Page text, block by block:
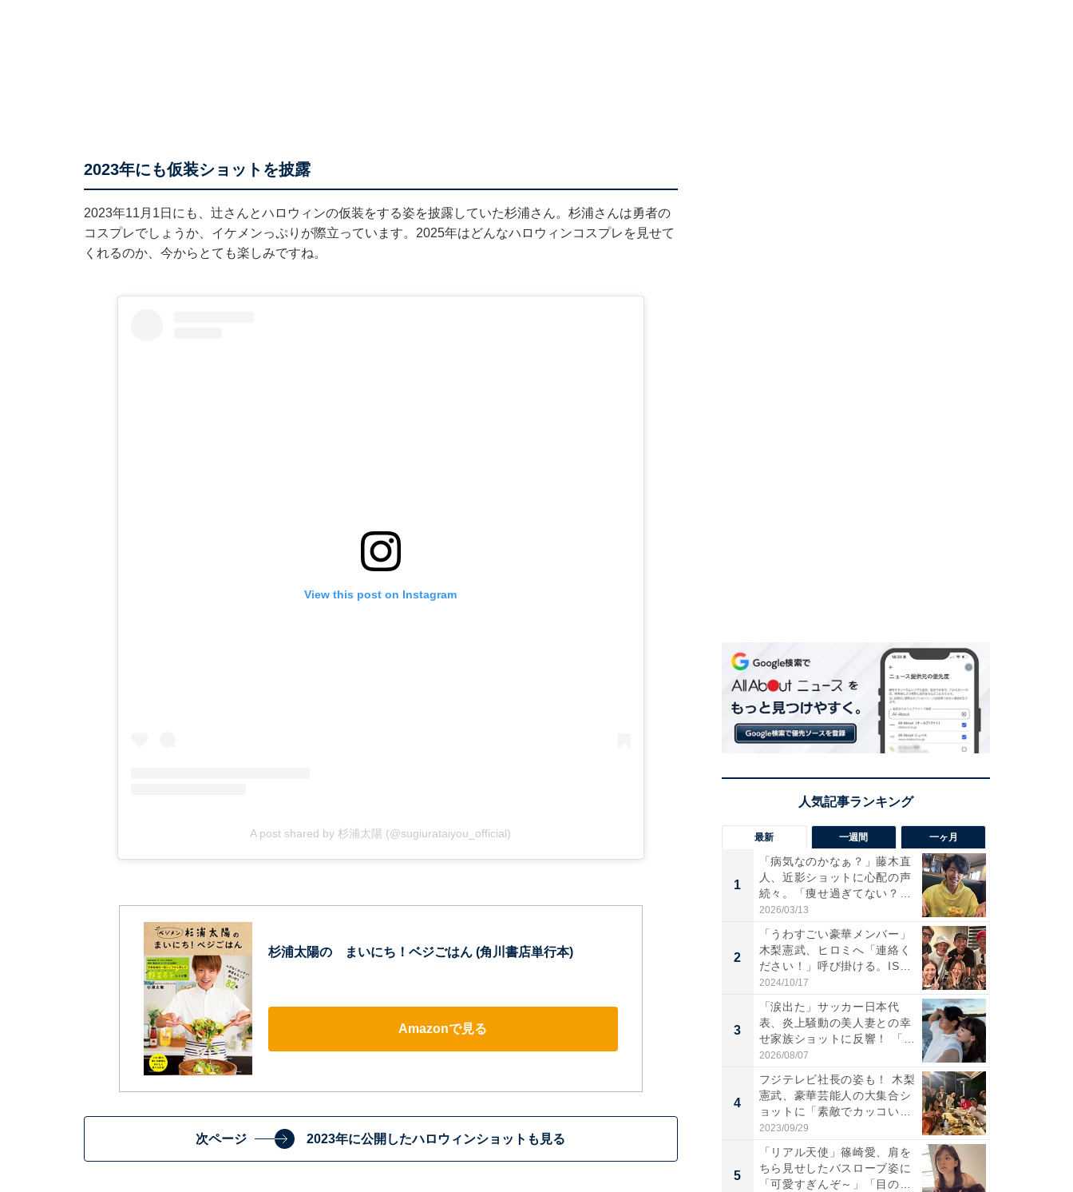
2023年にも仮装ショットを披露
2023年11月1日にも、辻さんとハロウィンの仮装をする姿を披露していた杉浦さん。杉浦さんは勇者の
コスプレでしょうか、イケメンっぷりが際立っています。2025年はどんなハロウィンコスプレを見せて
くれるのか、今からとても楽しみですね。
View this post on Instagram
A post shared by 杉浦太陽 (@sugiurataiyou_official)
杉浦太陽の まいにち！ベジごはん (角川書店単行本)
Amazonで見る
次ページ 2023年に公開したハロウィンショットも見る
最新 一週間 一ヶ月
1
「病気なのかなぁ？」藤木直
人、近影ショットに心配の声
続々。「痩せ過ぎてない？」
「...
2026/03/13
2
「うわすごい豪華メンバー」
木梨憲武、ヒロミへ「連絡く
ださい！」呼び掛ける。IS
S...
2024/10/17
3
「涙出た」サッカー日本代
表、炎上騒動の美人妻との幸
せ家族ショットに反響！ 「最
高...
2026/08/07
4
フジテレビ社長の姿も！ 木梨
憲武、豪華芸能人の大集合シ
ョットに「素敵でカッコい
い...
2023/09/29
5
「リアル天使」篠崎愛、肩を
ちら見せしたバスローブ姿に
「可愛すぎんぞ～」「目の表